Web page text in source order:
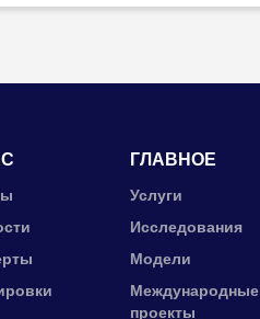
ГЛАВНОЕ
Услуги
Исследования
Модели
Международные
проекты